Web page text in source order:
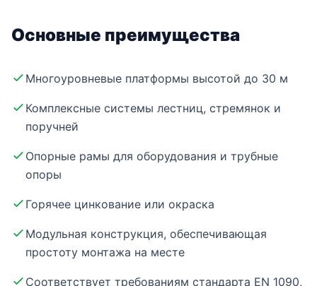
Основные преимущества
Многоуровневые платформы высотой до 30 м
Комплексные системы лестниц, стремянок и
поручней
Опорные рамы для оборудования и трубные
опоры
Горячее цинкование или окраска
Модульная конструкция, обеспечивающая
простоту монтажа на месте
Соответствует требованиям стандарта EN 1090,